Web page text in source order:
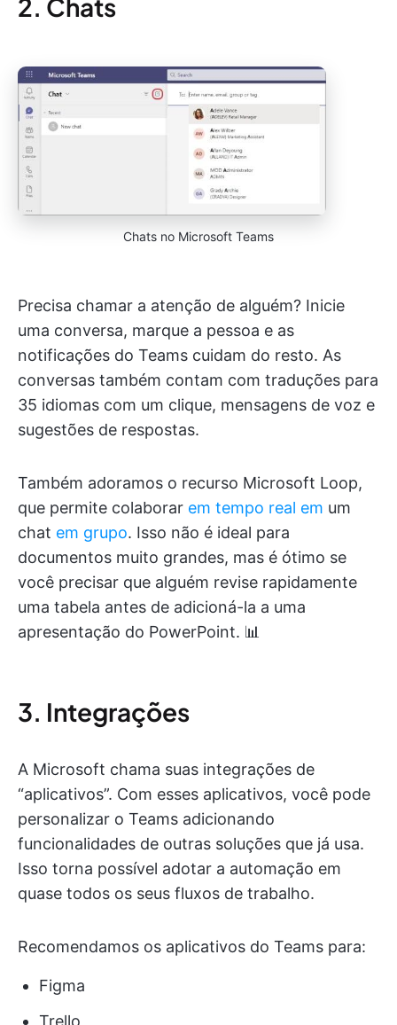
2. Chats
Chats no Microsoft Teams
Precisa chamar a atenção de alguém? Inicie
uma conversa, marque a pessoa e as
notificações do Teams cuidam do resto. As
conversas também contam com traduções para
35 idiomas com um clique, mensagens de voz e
sugestões de respostas.
Também adoramos o recurso Microsoft Loop,
que permite colaborar em tempo real em um
chat em grupo. Isso não é ideal para
documentos muito grandes, mas é ótimo se
você precisar que alguém revise rapidamente
uma tabela antes de adicioná-la a uma
apresentação do PowerPoint. 📊
3. Integrações
A Microsoft chama suas integrações de
“aplicativos”. Com esses aplicativos, você pode
personalizar o Teams adicionando
funcionalidades de outras soluções que já usa.
Isso torna possível adotar a automação em
quase todos os seus fluxos de trabalho.
Recomendamos os aplicativos do Teams para:
Figma
Trello